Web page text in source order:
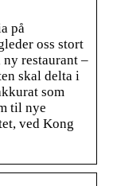
på
oss stort
restaurant –
skal delta i
som
til nye
ved Kong